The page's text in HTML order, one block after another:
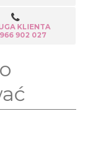
KLIENTA
902 027